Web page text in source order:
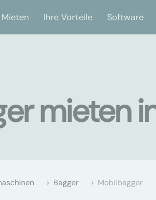
Mieten Ihre Vorteile Software
mieten
Bagger Mobilbagger